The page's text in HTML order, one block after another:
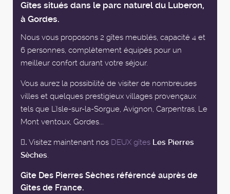
Gîtes situés dans le parc naturel du Luberon,
à Gordes.
Nous vous proposons 2 gîtes meublés, capacité 4 et
6 personnes, complètement équipés pour un
meilleur confort durant votre séjour.
Vous aurez la possibilité de visiter de nombreuses
villes et quelques prestigieux villages provençaux
tels que L'Isle-sur-la-Sorgue, Avignon, Carpentras, Le
Mont ventoux, Gordes...
. Visitez maintenant nos DEUX gîtes Les Pierres
Sèches.
Gîte Des Pierres Sèches référencé auprès de
Gites de France.